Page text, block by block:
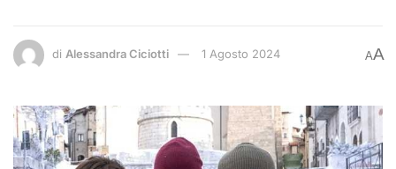
di Alessandra Ciciotti 1 Agosto 2024 AA